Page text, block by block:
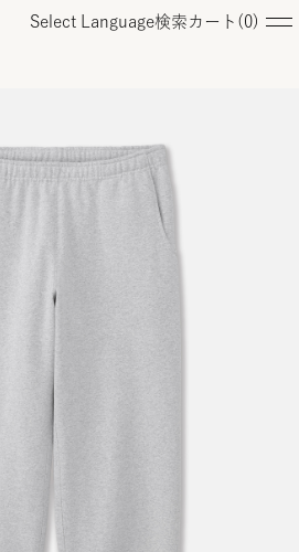
Select Language検索 カート( 0)